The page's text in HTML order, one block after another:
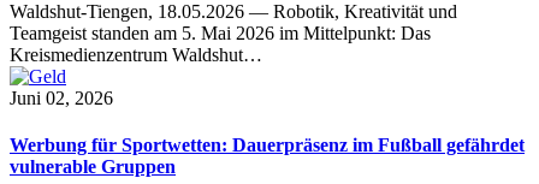
Waldshut-Tiengen, 18.05.2026 — Robotik, Kreativität und
Teamgeist standen am 5. Mai 2026 im Mittelpunkt: Das
Kreismedienzentrum Waldshut…
Juni 02, 2026
Werbung für Sportwetten: Dauerpräsenz im Fußball gefährdet
vulnerable Gruppen